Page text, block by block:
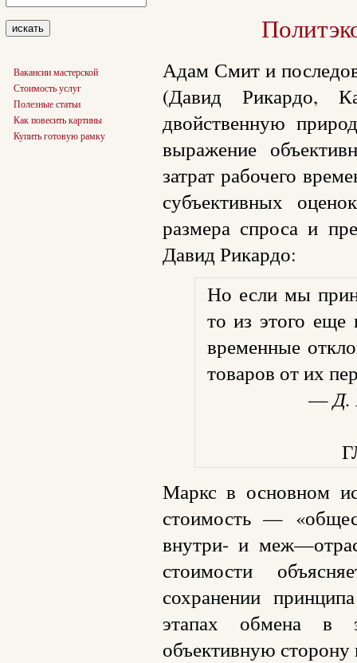
Вакансии мастерской
Стоимость услуг
Полезные статьи
Как повесить картины
Купить готовую рамку
Адам Смит и
(Давид Рикардо,
двойственную
выражение
затрат рабочего
субъективных
размера спроса и
Давид Рикардо:
Но если мы
то из этого
временные
товаров от их
—Д.
Маркс в основном
стоимость —
внутри- и
стоимости
сохранении
этапах обмена в
объективную сторону